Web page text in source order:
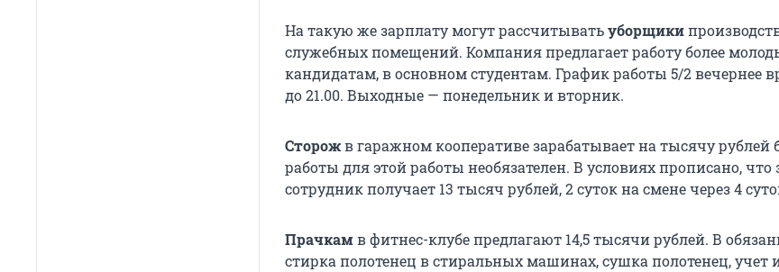
На такую же зарплату могут рассчитыватьуборщики
служебных помещений. Компания предлагает работу более
кандидатам, в основном студентам. График работы 5/2 вечернее
до 21.00. Выходные — понедельник и вторник.
Сторожв гаражном кооперативе зарабатывает на тысячу
работы для этой работы необязателен. В условиях прописано, что
сотрудник получает 13 тысяч рублей, 2 суток на смене через 4
Прачкамв фитнес-клубе предлагают 14,5 тысячи рублей. В
стирка полотенец в стиральных машинах, сушка полотенец, учет